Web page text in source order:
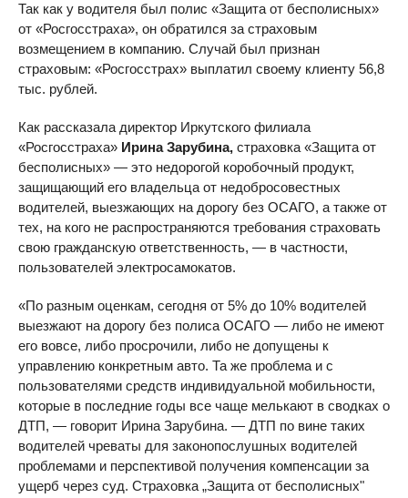
Так как у водителя был полис «Защита от бесполисных»
от «Росгосстраха», он обратился за страховым
возмещением в компанию. Случай был признан
страховым: «Росгосстрах» выплатил своему клиенту 56,8
тыс. рублей.
Как рассказала директор Иркутского филиала
«Росгосстраха» Ирина Зарубина, страховка «Защита от
бесполисных» — это недорогой коробочный продукт,
защищающий его владельца от недобросовестных
водителей, выезжающих на дорогу без ОСАГО, а также от
тех, на кого не распространяются требования страховать
свою гражданскую ответственность, — в частности,
пользователей электросамокатов.
«По разным оценкам, сегодня от 5% до 10% водителей
выезжают на дорогу без полиса ОСАГО — либо не имеют
его вовсе, либо просрочили, либо не допущены к
управлению конкретным авто. Та же проблема и с
пользователями средств индивидуальной мобильности,
которые в последние годы все чаще мелькают в сводках о
ДТП, — говорит Ирина Зарубина. — ДТП по вине таких
водителей чреваты для законопослушных водителей
проблемами и перспективой получения компенсации за
ущерб через суд. Страховка „Защита от бесполисных"